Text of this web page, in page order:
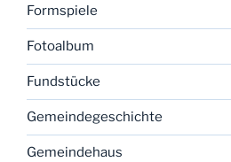
Formspiele
Fotoalbum
Fundstücke
Gemeindegeschichte
Gemeindehaus